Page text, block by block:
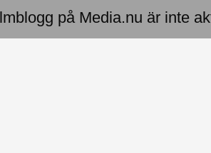
på Media.nu är inte